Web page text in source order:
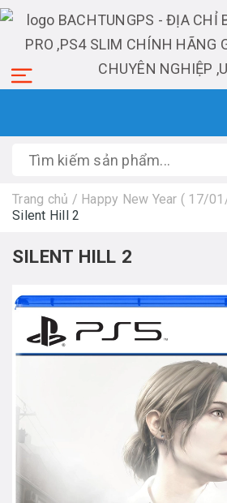
Trang chủ / Happy New Year ( 17/
Silent Hill 2
SILENT HILL 2